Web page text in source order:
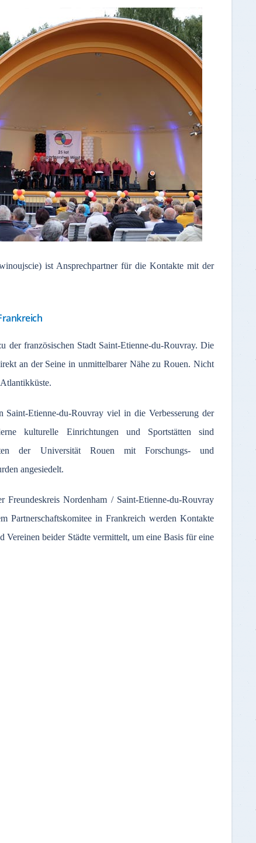
ist Ansprechpartner für die Kontakte mit der
der französischen Stadt Saint-Etienne-du-Rouvray. Die
an der Seine in unmittelbarer Nähe zu Rouen. Nicht
Saint-Etienne-du-Rouvray viel in die Verbesserung der
kulturelle Einrichtungen und Sportstätten sind
der Universität Rouen mit Forschungs- und
angesiedelt.
Freundeskreis Nordenham / Saint-Etienne-du-Rouvray
Partnerschaftskomitee in Frankreich werden Kontakte
Vereinen beider Städte vermittelt, um eine Basis für eine